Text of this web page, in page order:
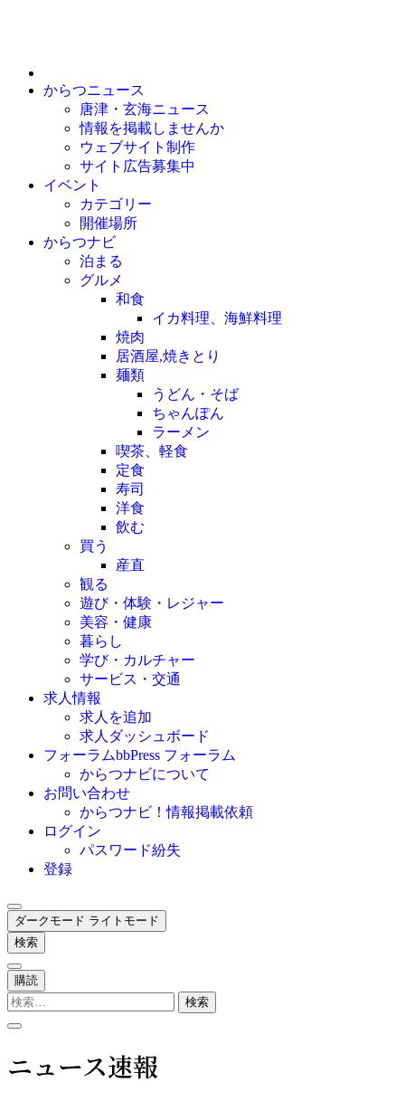
からつニュース
唐津・玄海ニュース
情報を掲載しませんか
ウェブサイト制作
サイト広告募集中
イベント
カテゴリー
開催場所
からつナビ
泊まる
グルメ
和食
イカ料理、海鮮料理
焼肉
居酒屋,焼きとり
麺類
うどん・そば
ちゃんぽん
ラーメン
喫茶、軽食
定食
寿司
洋食
飲む
買う
産直
観る
遊び・体験・レジャー
美容・健康
暮らし
学び・カルチャー
サービス・交通
求人情報
求人を追加
求人ダッシュボード
フォーラムbbPress フォーラム
からつナビについて
お問い合わせ
からつナビ！情報掲載依頼
ログイン
パスワード紛失
登録
ダークモード ライトモード
検索
購読
検
ニュース速報